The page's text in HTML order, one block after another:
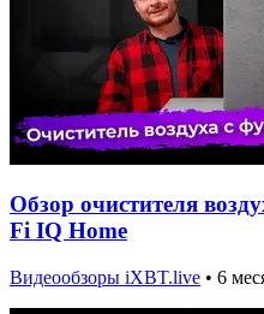
Обзор очистителя
Fi IQ Home
Видеообзоры iXBT.live • 6